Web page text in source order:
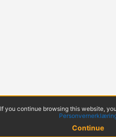
If you continue browsing this website,
Continue